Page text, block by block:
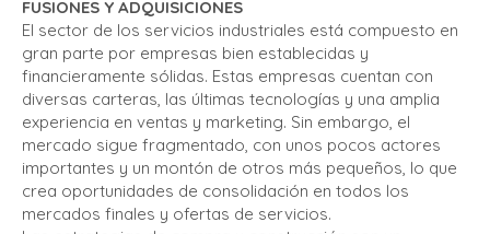
FUSIONES Y ADQUISICIONES
El sector de los servicios industriales está compuesto en
gran parte por empresas bien establecidas y
financieramente sólidas. Estas empresas cuentan con
diversas carteras, las últimas tecnologías y una amplia
experiencia en ventas y marketing. Sin embargo, el
mercado sigue fragmentado, con unos pocos actores
importantes y un montón de otros más pequeños, lo que
crea oportunidades de consolidación en todos los
mercados finales y ofertas de servicios.